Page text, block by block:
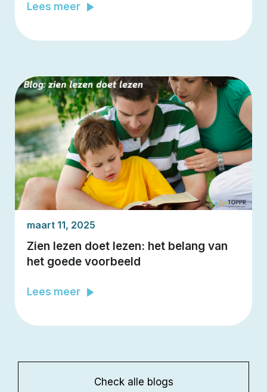
Lees meer
maart 11, 2025
Zien lezen doet lezen: het belang van
het goede voorbeeld
Lees meer
Check alle blogs